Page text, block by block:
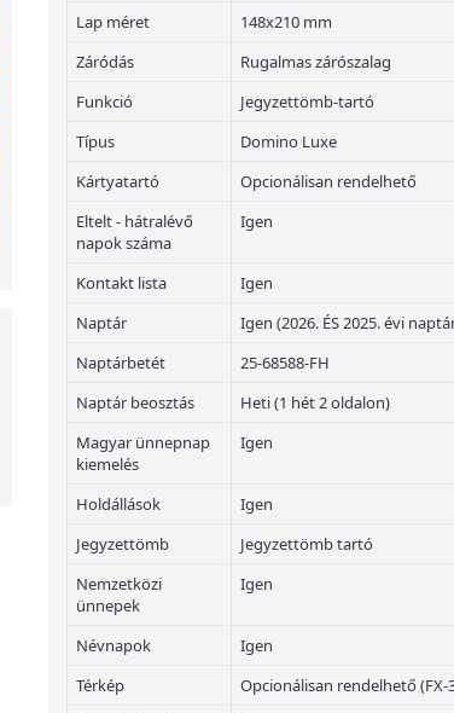
Lap méret
148x210 mm
Záródás
Rugalmas zárószalag
Funkció
Jegyzettömb-tartó
Típus
Domino Luxe
Kártyatartó
Opcionálisan rendelhető
Eltelt - hátralévő
napok száma
Igen
Kontakt lista
Igen
Naptár
Igen (2026. ÉS 2025. évi
Naptárbetét
25-68588-FH
Naptár beosztás
Heti (1 hét 2 oldalon)
Magyar ünnepnap
kiemelés
Igen
Holdállások
Igen
Jegyzettömb
Jegyzettömb tartó
Nemzetközi
ünnepek
Igen
Névnapok
Igen
Térkép
Opcionálisan rendelhető (FX-